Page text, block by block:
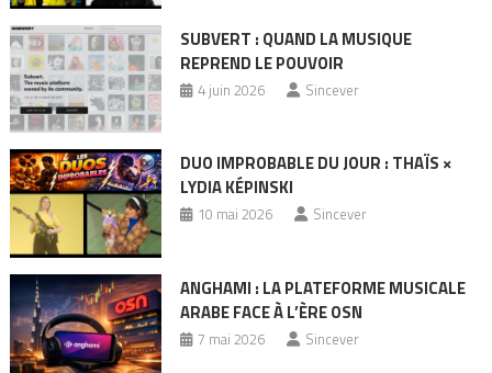
SUBVERT : QUAND LA MUSIQUE
REPREND LE POUVOIR
4 juin 2026 Sincever
DUO IMPROBABLE DU JOUR : THAÏS ×
LYDIA KÉPINSKI
10 mai 2026 Sincever
ANGHAMI : LA PLATEFORME MUSICALE
ARABE FACE À L’ÈRE OSN
7 mai 2026 Sincever